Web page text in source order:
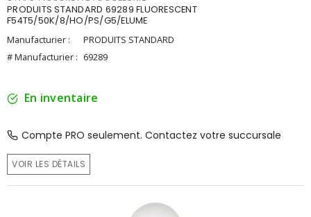
PRODUITS STANDARD 69289 FLUORESCENT
F54T5/50K/8/HO/PS/G5/ELUME
Manufacturier :
PRODUITS STANDARD
# Manufacturier : 69289
En inventaire
Compte PRO seulement. Contactez votre succursale
VOIR LES DÉTAILS